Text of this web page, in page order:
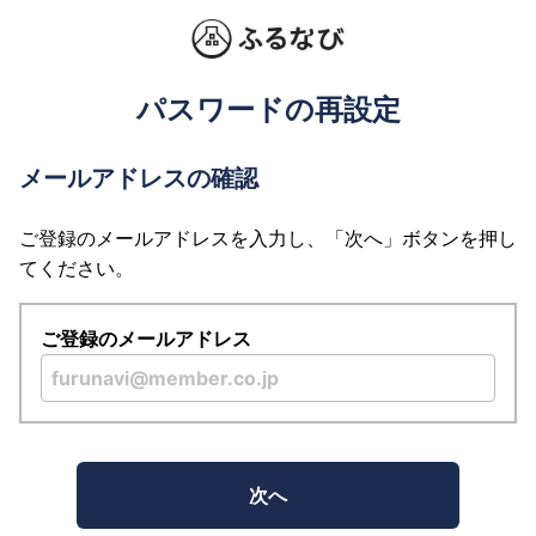
パスワードの再設定
メールアドレスの確認
ご登録のメールアドレスを入力し、「次へ」ボタンを押し
てください。
ご登録のメールアドレス